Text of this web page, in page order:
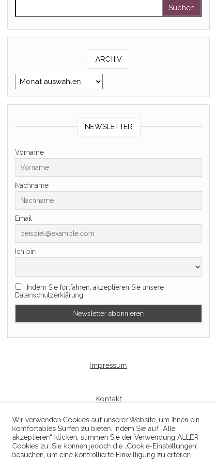
ARCHIV
Archiv
NEWSLETTER
Vorname
Nachname
Email
Ich bin
Indem Sie fortfahren, akzeptieren Sie unsere
Datenschutzerklärung.
Impressum
Kontakt
Datenschutzerklaerung
Wir verwenden Cookies auf unserer Website, um Ihnen ein
komfortables Surfen zu bieten. Indem Sie auf „Alle
akzeptieren“ klicken, stimmen Sie der Verwendung ALLER
Cookies zu. Sie können jedoch die „Cookie-Einstellungen“
besuchen, um eine kontrollierte Einwilligung zu erteilen.